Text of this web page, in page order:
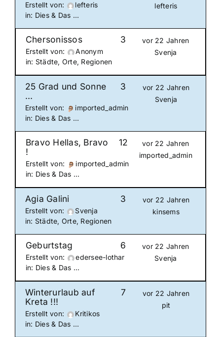
Erstellt von:
lefteris
in: Dies & Das …
lefteris
Chersonissos
Erstellt von:
Anonym
in: Städte, Orte, Regionen
3
vor 22 Jahren
Svenja
25 Grad und Sonne
…
Erstellt von:
imported_admin
in: Dies & Das …
3
vor 22 Jahren
Svenja
Bravo Hellas, Bravo
!
Erstellt von:
imported_admin
in: Dies & Das …
12
vor 22 Jahren
imported_admin
Agia Galini
Erstellt von:
Svenja
in: Städte, Orte, Regionen
3
vor 22 Jahren
kinsems
Geburtstag
Erstellt von:
edersee-lothar
in: Dies & Das …
6
vor 22 Jahren
Svenja
Winterurlaub auf
Kreta !!!
Erstellt von:
Kritikos
in: Dies & Das …
7
vor 22 Jahren
pit